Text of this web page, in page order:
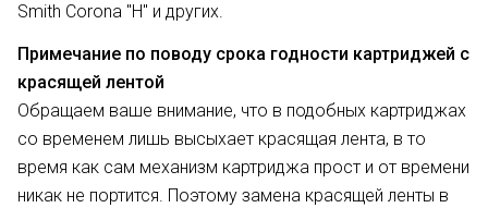
Smith Corona "H" и других.
Примечание по поводу срока годности картриджей с
красящей лентой
Обращаем ваше внимание, что в подобных картриджах
со временем лишь высыхает красящая лента, в то
время как сам механизм картриджа прост и от времени
никак не портится. Поэтому замена красящей ленты в